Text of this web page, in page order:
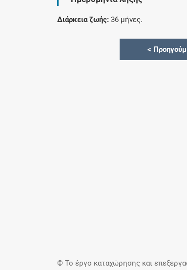
Διάρκεια ζωής: 36 μήνες.
<
© Το έργο καταχώρησης και